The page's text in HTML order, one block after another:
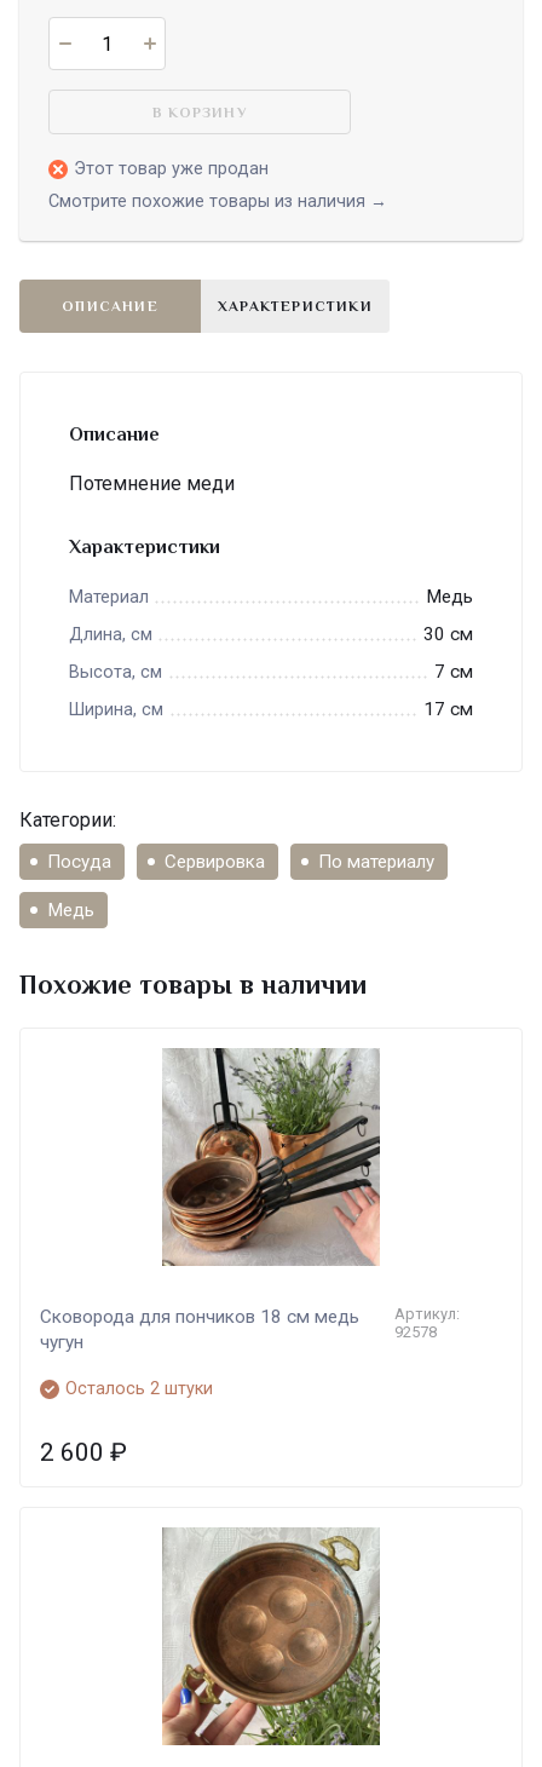
В КОРЗИНУ
Этот товар уже продан
Смотрите похожие товары из наличия →
ОПИСАНИЕ ХАРАКТЕРИСТИКИ
Описание
Потемнение меди
Характеристики
Материал Медь
Длина, см 30 см
Высота, см 7 см
Ширина, см 17 см
Категории:
Посуда Сервировка По материалу
Медь
Похожие товары в наличии
Сковорода для пончиков 18 см медь
чугун
Артикул:
92578
Осталось 2 штуки
2 600 ₽